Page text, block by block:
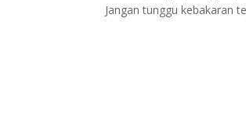
Jangan tunggu kebakaran